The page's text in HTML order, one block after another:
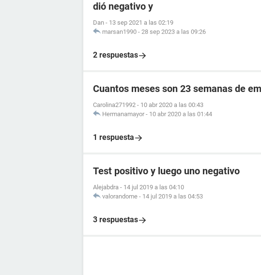
dió negativo y
Dan - 13 sep 2021 a las 02:19
marsan1990 - 28 sep 2023 a las 09:26
2 respuestas
Cuantos meses son 23 semanas de
Carolina271992 - 10 abr 2020 a las 00:43
Hermanamayor - 10 abr 2020 a las 01:44
1 respuesta
Test positivo y luego uno negativo
Alejabdra - 14 jul 2019 a las 04:10
valorandome - 14 jul 2019 a las 04:53
3 respuestas